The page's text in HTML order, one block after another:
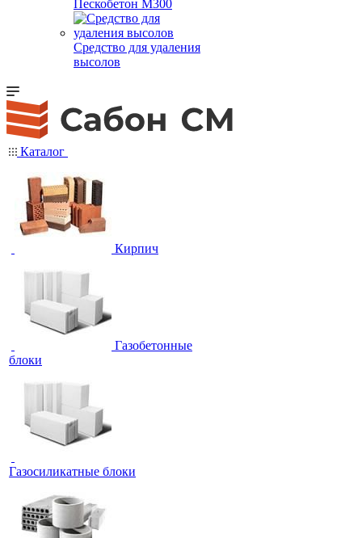
Пескобетон М300
Средство для удаления
высолов
Каталог
Кирпич
Газобетонные
блоки
Газосиликатные блоки